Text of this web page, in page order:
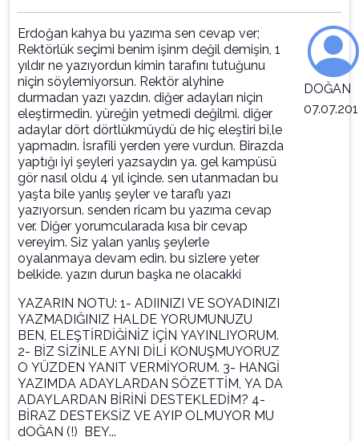
Erdoğan kahya bu yazıma sen cevap ver;
Rektörlük seçimi benim işinm değil demişin, 1
yıldır ne yazıyordun kimin tarafını tutuğunu
niçin söylemiyorsun. Rektör alyhine
durmadan yazı yazdın. diğer adayları niçin
eleştirmedin. yüreğin yetmedi değilmi. diğer
adaylar dört dörtlükmüydü de hiç eleştiri bi,le
yapmadın. İsrafili yerden yere vurdun. Birazda
yaptığı iyi şeyleri yazsaydın ya. gel kampüsü
gör nasıl oldu 4 yıl içinde. sen utanmadan bu
yaşta bile yanlış şeyler ve taraflı yazı
yazıyorsun. senden ricam bu yazıma cevap
ver. Diğer yorumcularada kısa bir cevap
vereyim. Siz yalan yanlış şeylerle
oyalanmaya devam edin. bu sizlere yeter
belkide. yazın durun başka ne olacakki
YAZARIN NOTU: 1- ADIINIZI VE SOYADINIZI
YAZMADIĞINIZ HALDE YORUMUNUZU
BEN, ELEŞTİRDİĞİNİZ İÇİN YAYINLIYORUM.
2- BİZ SİZİNLE AYNI DİLİ KONUŞMUYORUZ
O YÜZDEN YANIT VERMİYORUM. 3- HANGİ
YAZIMDA ADAYLARDAN SÖZETTİM, YA DA
ADAYLARDAN BİRİNİ DESTEKLEDİM? 4-
BİRAZ DESTEKSİZ VE AYIP OLMUYOR MU
dOĞAN (!) BEY...
DOĞAN